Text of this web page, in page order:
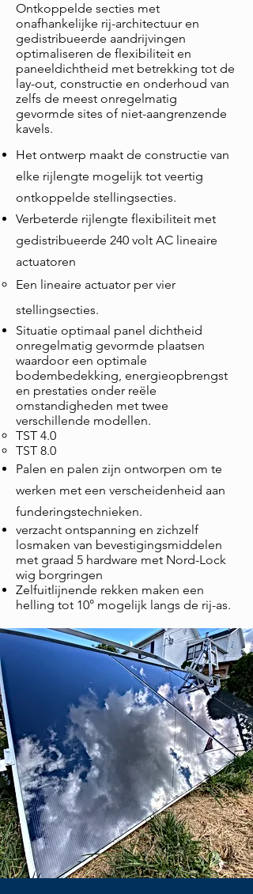
Ontkoppelde secties met
onafhankelijke rij-architectuur en
gedistribueerde aandrijvingen
optimaliseren de flexibiliteit en
paneeldichtheid met betrekking tot de
lay-out, constructie en onderhoud van
zelfs de meest onregelmatig
gevormde sites of niet-aangrenzende
kavels.
Het ontwerp maakt de constructie van
elke rijlengte mogelijk tot veertig
ontkoppelde stellingsecties.
Verbeterde rijlengte flexibiliteit met
gedistribueerde 240 volt AC lineaire
actuatoren
​Een lineaire actuator per vier
stellingsecties.
Situatie optimaal panel dichtheid
onregelmatig gevormde plaatsen
waardoor een optimale
bodembedekking, energieopbrengst
en prestaties onder reële
omstandigheden met twee
verschillende modellen.
TST 4.0
TST 8.0​
Palen en palen zijn ontworpen om te
werken met een verscheidenheid aan
funderingstechnieken.
verzacht ontspanning en zichzelf
losmaken van bevestigingsmiddelen
met graad 5 hardware met Nord-Lock
wig borgringen
Zelfuitlijnende rekken maken een
helling tot 10° mogelijk langs de rij-as.